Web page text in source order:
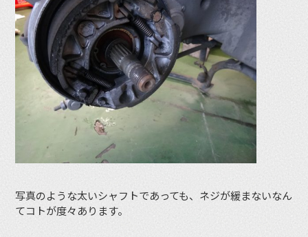
写真のような太いシャフトであっても、ネジが緩まないなん
てコトが度々あります。